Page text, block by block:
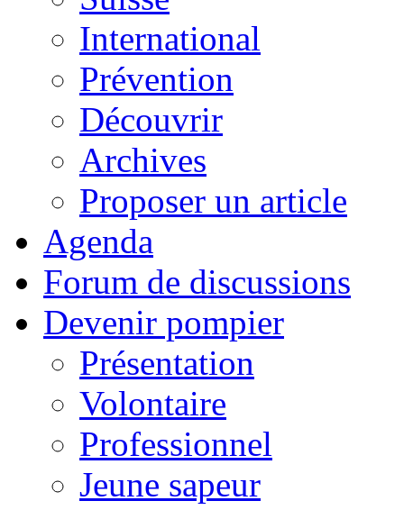
International
Prévention
Découvrir
Archives
Proposer un article
Agenda
Forum de discussions
Devenir pompier
Présentation
Volontaire
Professionnel
Jeune sapeur